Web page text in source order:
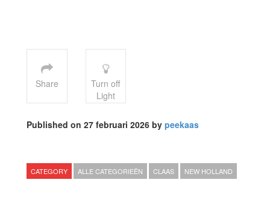
Share
Turn off
Light
Published on 27 februari 2026 by peekaas
CATEGORY ALLE CATEGORIEËN CLAAS NEW HOLLAND